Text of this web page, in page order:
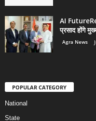
AI
प्रसाद होंगे
Agra News
POPULAR CATEGORY
National
State